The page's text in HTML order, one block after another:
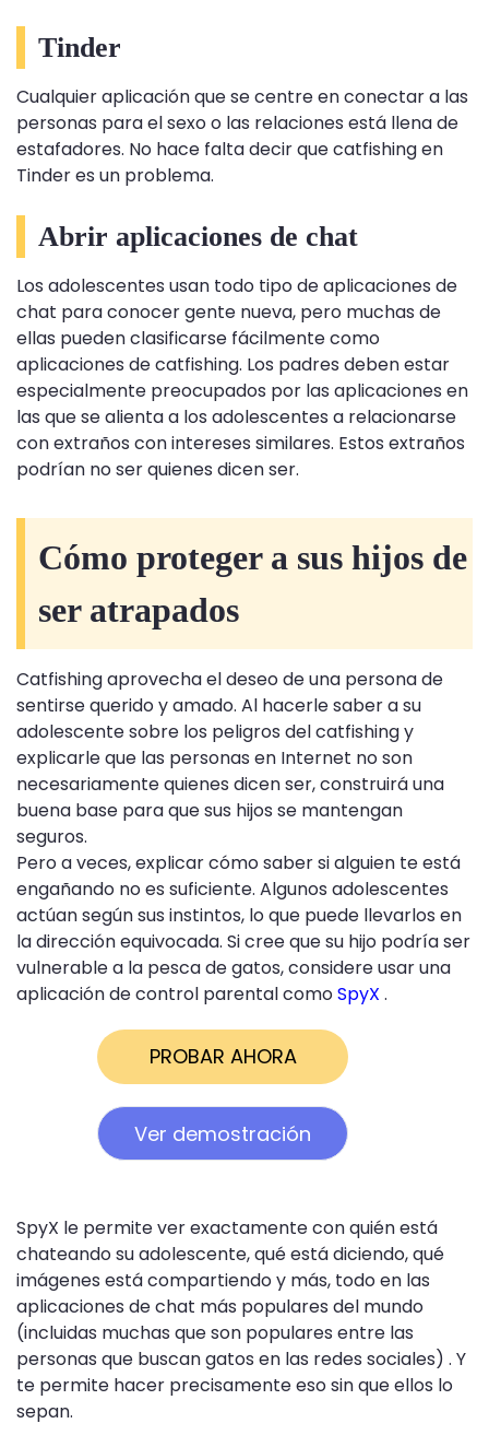
Tinder
Cualquier aplicación que se centre en conectar a las
personas para el sexo o las relaciones está llena de
estafadores. No hace falta decir que catfishing en
Tinder es un problema.
Abrir aplicaciones de chat
Los adolescentes usan todo tipo de aplicaciones de
chat para conocer gente nueva, pero muchas de
ellas pueden clasificarse fácilmente como
aplicaciones de catfishing. Los padres deben estar
especialmente preocupados por las aplicaciones en
las que se alienta a los adolescentes a relacionarse
con extraños con intereses similares. Estos extraños
podrían no ser quienes dicen ser.
Cómo proteger a sus hijos de
ser atrapados
Catfishing aprovecha el deseo de una persona de
sentirse querido y amado. Al hacerle saber a su
adolescente sobre los peligros del catfishing y
explicarle que las personas en Internet no son
necesariamente quienes dicen ser, construirá una
buena base para que sus hijos se mantengan
seguros.
Pero a veces, explicar cómo saber si alguien te está
engañando no es suficiente. Algunos adolescentes
actúan según sus instintos, lo que puede llevarlos en
la dirección equivocada. Si cree que su hijo podría ser
vulnerable a la pesca de gatos, considere usar una
aplicación de control parental comoSpyX .
PROBAR AHORA
Ver demostración
SpyX le permite ver exactamente con quién está
chateando su adolescente, qué está diciendo, qué
imágenes está compartiendo y más, todo en las
aplicaciones de chat más populares del mundo
(incluidas muchas que son populares entre las
personas que buscan gatos en las redes sociales) . Y
te permite hacer precisamente eso sin que ellos lo
sepan.